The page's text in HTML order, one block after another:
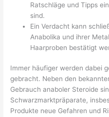
Ratschläge und Tipps
sind.
Ein Verdacht kann
Anabolika und ihrer
Haarproben bestätigt
Immer häufiger werden dabei
gebracht. Neben den
Gebrauch anaboler Steroide
Schwarzmarktpräparate,
Produkte neue Gefahren und